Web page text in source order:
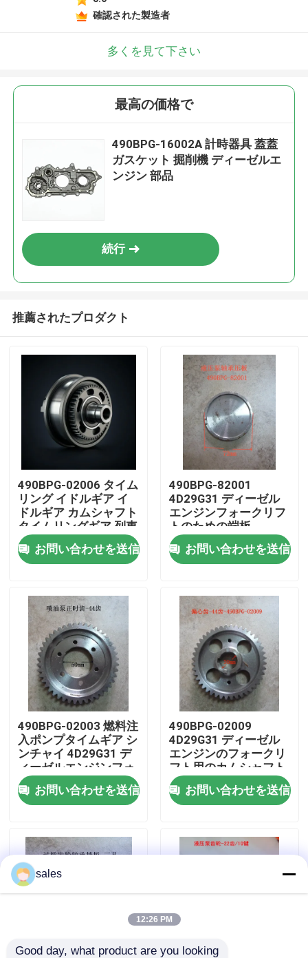
家へ
ビデオ
わたしたち に つい て
工場 ツアー
品質管理
引金 を 求め て ください
エンジンブロック組立とアクセサリー
確認された製造者
多くを見て下さい
最高の価格で
490BPG-16002A 計時器具 蓋蓋
ガスケット 掘削機 ディーゼルエ
ンジン 部品
続行
推薦されたプロダクト
490BPG-02006 タイム
リング イドルギア イ
ドルギア カムシャフト
タイムリングギア 列車
組
お問い合わせを送信
490BPG-82001
4D29G31 ディーゼル
エンジンフォークリフ
トのための端板
Xinchang A490bpg
お問い合わせを送信
490BPG-02003 燃料注
入ポンプタイムギア シ
ンチャイ 4D29G31 デ
ィーゼルエンジンフォ
ークリフト
お問い合わせを送信
490BPG-02009
4D29G31 ディーゼル
エンジンのフォークリ
フト用のカムシャフト
タイミングギア
お問い合わせを送信
sales
12:26 PM
Good day, what product are you looking